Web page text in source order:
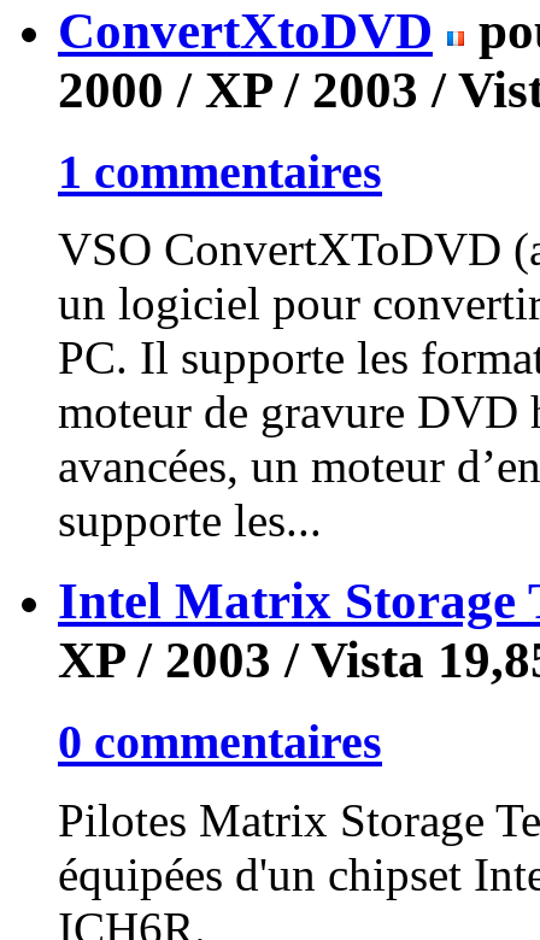
ConvertXtoDVD
2000 / XP / 2003 /
1 commentaires
VSO ConvertXToDVD
un logiciel pour
PC. Il supporte les
moteur de gravure DVD
avancées, un moteur
supporte les...
Intel Matrix Storage
XP / 2003 / Vista
0 commentaires
Pilotes Matrix Storage
équipées d'un chipset
ICH6R.